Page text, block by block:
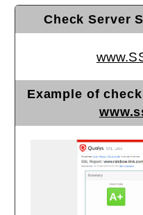
Check Server
Example of